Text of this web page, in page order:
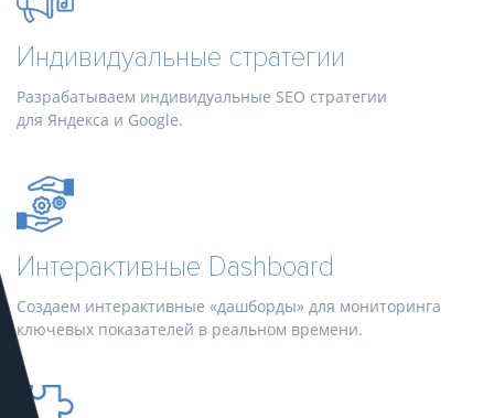
Индивидуальные стратегии
Разрабатываем индивидуальные SEO стратегии
для Яндекса и Google.
Интерактивные Dashboard
Создаем интерактивные «дашборды» для мониторинга
ключевых показателей в реальном времени.